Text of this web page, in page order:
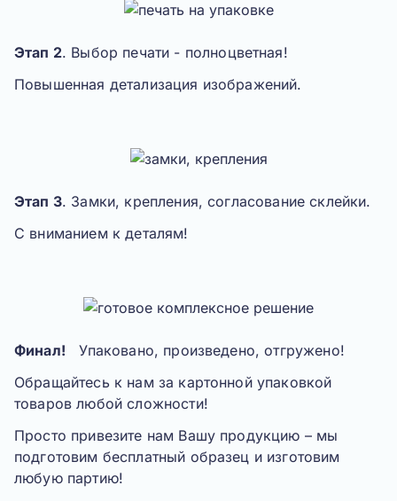
Этап 2. Выбор печати - полноцветная!
Повышенная детализация изображений.
Этап 3. Замки, крепления, согласование склейки.
С вниманием к деталям!
Финал! Упаковано, произведено, отгружено!
Обращайтесь к нам за картонной упаковкой
товаров любой сложности!
Просто привезите нам Вашу продукцию – мы
подготовим бесплатный образец и изготовим
любую партию!